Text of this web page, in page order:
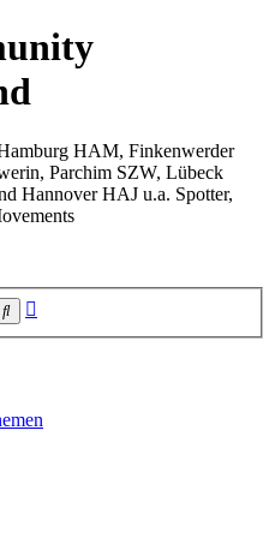
HAM, Finkenwerder
Parchim SZW, Lübeck
Hannover HAJ u.a. Spotter,
Suche